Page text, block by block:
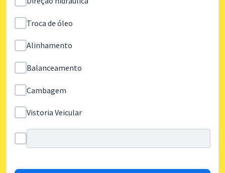
Troca de óleo
Alinhamento
Balanceamento
Cambagem
Vistoria Veicular